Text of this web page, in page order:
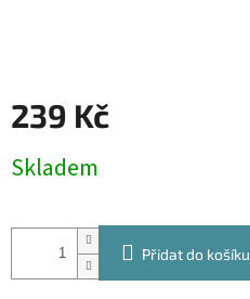
239 Kč
cena:
Skladem
Přidat do košíku